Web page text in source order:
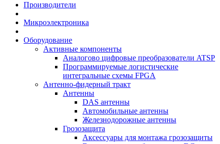
Производители
Микроэлектроника
Оборудование
Активные компоненты
Аналогово цифровые преобразователи ATSP
Программируемые логистические
интегральные схемы FPGA
Антенно-фидерный тракт
Антенны
DAS антенны
Автомобильные антенны
Железнодорожные антенны
Грозозащита
Аксессуары для монтажа грозозащиты